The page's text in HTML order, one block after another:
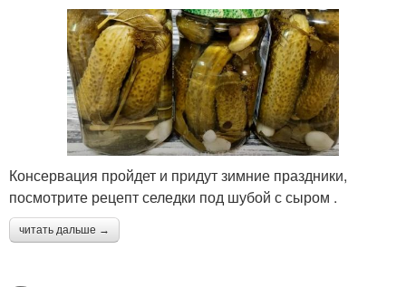
Консервация пройдет и придут зимние праздники,
посмотрите рецепт селедки под шубой с сыром .
читать дальше →